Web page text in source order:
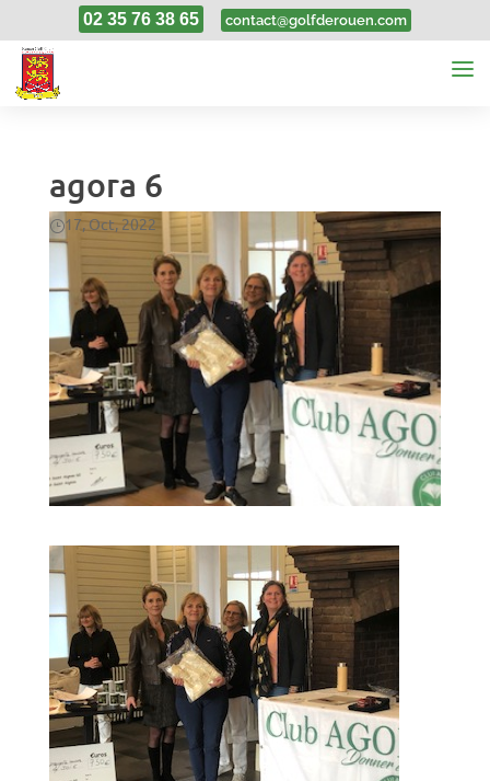
02 35 76 38 65 contact@golfderouen.com
agora 6
17, Oct, 2022